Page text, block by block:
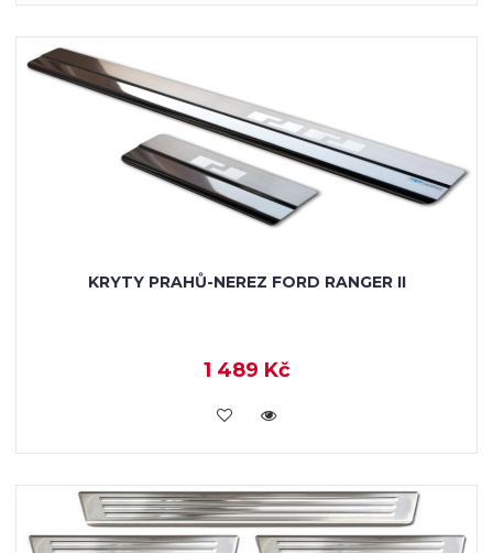
KRYTY PRAHŮ-NEREZ FORD RANGER II
1 489 Kč
KOUPIT